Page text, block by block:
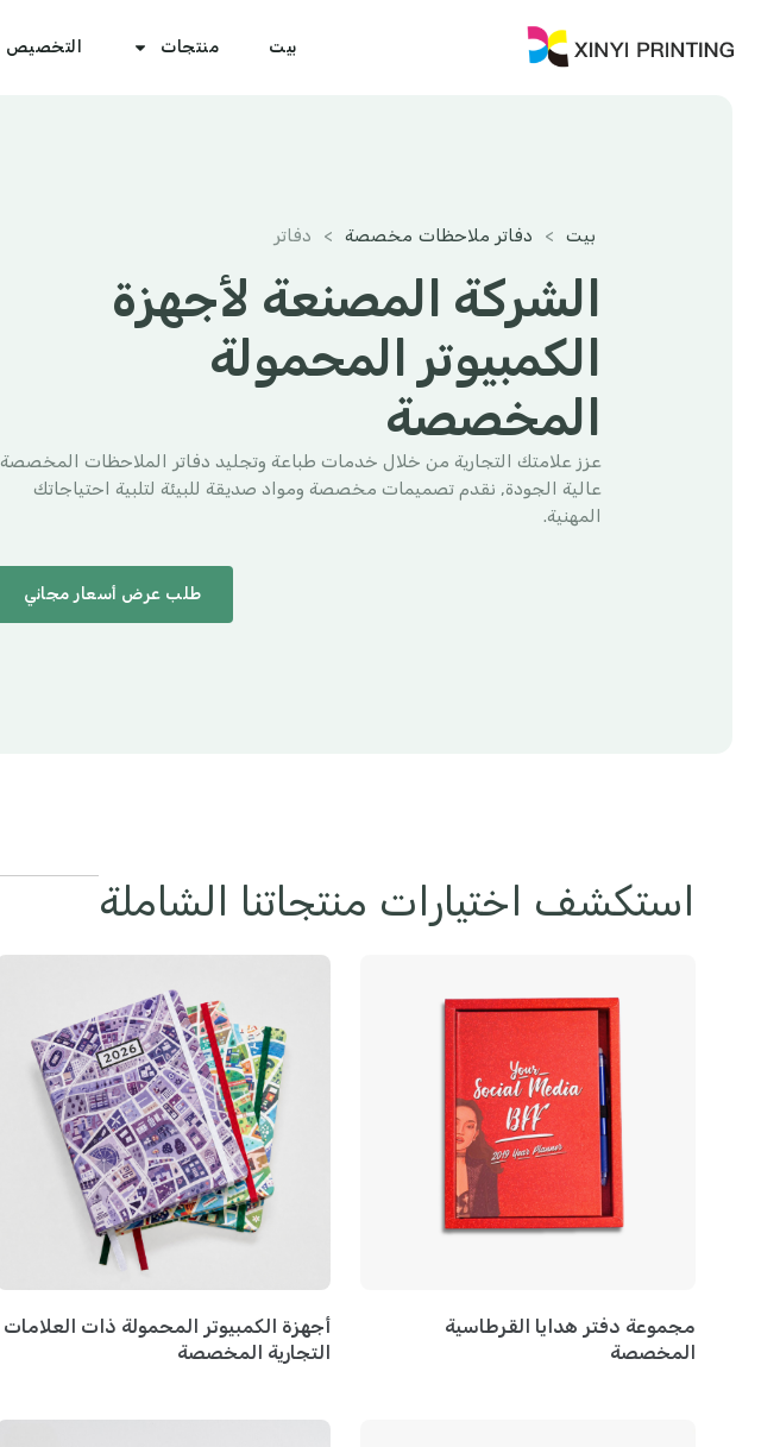
بيت منتجات التخصيص
بيت > دفاتر ملاحظات مخصصة > دفاتر
الشركة المصنعة لأجهزة
الكمبيوتر المحمولة
المخصصة
عزز علامتك التجارية من خلال خدمات طباعة وتجليد دفاتر الملاحظات المخصصة
عالية الجودة, نقدم تصميمات مخصصة ومواد صديقة للبيئة لتلبية احتياجاتك
المهنية.
طلب عرض أسعار مجاني
استكشف اختيارات منتجاتنا الشاملة
مجموعة دفتر هدايا القرطاسية
المخصصة
أجهزة الكمبيوتر المحمولة ذات العلامات
التجارية المخصصة